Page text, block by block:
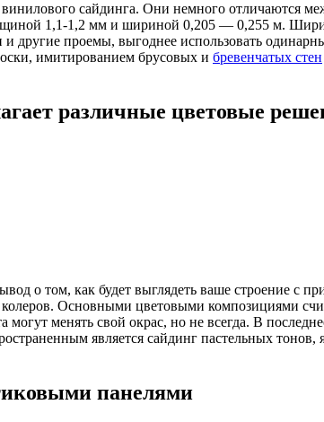
сайдинга. Они немного отличаются
1,1-1,2 мм и шириной 0,205 — 0,255 м.
и другие проемы, выгоднее использовать
имитированием брусовых и бревенчатых стен
различные цветовые
о том, как будет выглядеть ваше строение
колеров. Основными цветовыми композициями
могут менять свой окрас, но не всегда. В
является сайдинг пастельных
панелями